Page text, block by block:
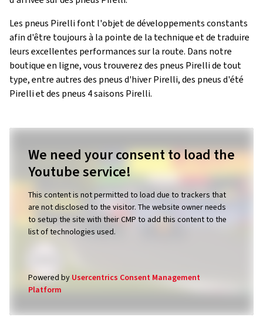
Les pneus Pirelli font l'objet de développements constants
afin d'être toujours à la pointe de la technique et de traduire
leurs excellentes performances sur la route. Dans notre
boutique en ligne, vous trouverez des pneus Pirelli de tout
type, entre autres des pneus d'hiver Pirelli, des pneus d'été
Pirelli et des pneus 4 saisons Pirelli.
We need your consent to load the
Youtube service!
This content is not permitted to load due to trackers that
are not disclosed to the visitor. The website owner needs
to setup the site with their CMP to add this content to the
list of technologies used.
Powered by Usercentrics Consent Management
Platform